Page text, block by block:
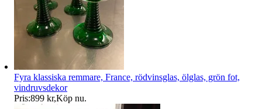
Fyra klassiska remmare, France, rödvinsglas, ölglas, grön fot,
vindruvsdekor
Pris:899 kr,Köp nu.